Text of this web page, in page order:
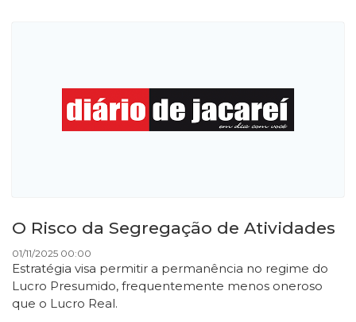
O Risco da Segregação de Atividades
01/11/2025 00:00
Estratégia visa permitir a permanência no regime do
Lucro Presumido, frequentemente menos oneroso
que o Lucro Real.